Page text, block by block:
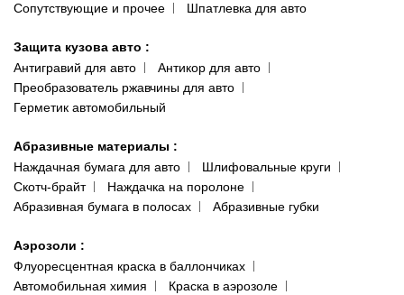
Сопутствующие и прочее
Шпатлевка для авто
Защита кузова авто :
Антигравий для авто
Антикор для авто
Преобразователь ржавчины для авто
Герметик автомобильный
Абразивные материалы :
Наждачная бумага для авто
Шлифовальные круги
Скотч-брайт
Наждачка на поролоне
Абразивная бумага в полосах
Абразивные губки
Аэрозоли :
Флуоресцентная краска в баллончиках
Автомобильная химия
Краска в аэрозоле